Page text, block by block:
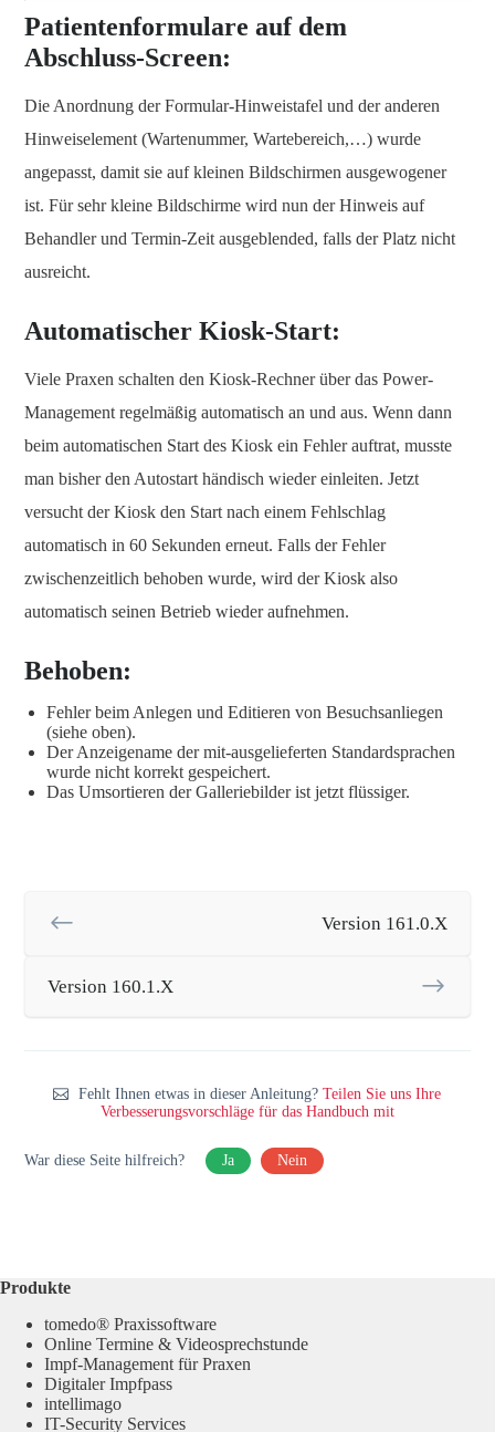
Patientenformulare auf dem
Abschluss-Screen:
Die Anordnung der Formular-Hinweistafel und der anderen
Hinweiselement (Wartenummer, Wartebereich,…) wurde
angepasst, damit sie auf kleinen Bildschirmen ausgewogener
ist. Für sehr kleine Bildschirme wird nun der Hinweis auf
Behandler und Termin-Zeit ausgeblended, falls der Platz nicht
ausreicht.
Automatischer Kiosk-Start:
Viele Praxen schalten den Kiosk-Rechner über das Power-
Management regelmäßig automatisch an und aus. Wenn dann
beim automatischen Start des Kiosk ein Fehler auftrat, musste
man bisher den Autostart händisch wieder einleiten. Jetzt
versucht der Kiosk den Start nach einem Fehlschlag
automatisch in 60 Sekunden erneut. Falls der Fehler
zwischenzeitlich behoben wurde, wird der Kiosk also
automatisch seinen Betrieb wieder aufnehmen.
Behoben:
Fehler beim Anlegen und Editieren von Besuchsanliegen
(siehe oben).
Der Anzeigename der mit-ausgelieferten Standardsprachen
wurde nicht korrekt gespeichert.
Das Umsortieren der Galleriebilder ist jetzt flüssiger.
Version 161.0.X
Version 160.1.X
Fehlt Ihnen etwas in dieser Anleitung?Teilen Sie uns Ihre
Verbesserungsvorschläge für das Handbuch mit
War diese Seite hilfreich? Ja Nein
Produkte
tomedo® Praxissoftware
Online Termine & Videosprechstunde
Impf-Management für Praxen
Digitaler Impfpass
intellimago
IT-Security Services